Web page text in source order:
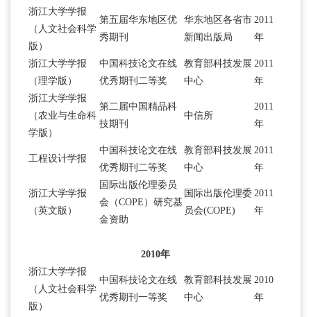
浙江大学学报
（人文社会科学
版）
第五届华东地区优
秀期刊
华东地区各省市
新闻出版局
2011
年
浙江大学学报
（理学版）
中国科技论文在线
优秀期刊二等奖
教育部科技发展
中心
2011
年
浙江大学学报
（农业与生命科
学版）
第二届中国精品科
技期刊
中信所
2011
年
工程设计学报
中国科技论文在线
优秀期刊二等奖
教育部科技发展
中心
2011
年
浙江大学学报
（英文版）
国际出版伦理委员
会（COPE）研究基
金资助
国际出版伦理委
员会(COPE)
2011
年
2010年
浙江大学学报
（人文社会科学
版）
中国科技论文在线
优秀期刊一等奖
教育部科技发展
中心
2010
年